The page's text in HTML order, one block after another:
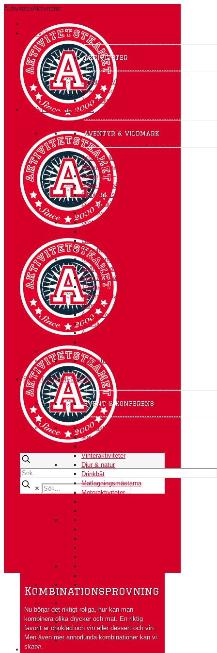
AktiviteterAktiviteter
AKTIVITETER A-Ö
Aktiviteter
Äventyr & Vildmark
Event & Konferens
Teambuilding
ÄVENTYR & VILDMARK
äventyr & vildmark
Action i Alperna
Aktivitetsteamet Expedition
Camp Ådö – Vildmarksbasen
Fiske från båt
Fyrhjulingssafari
Glödvandring
Grottäventyr på Södertörn
Grottor och glacierer i Norge
Långfärdsskridskor
Mountainbiketur
RIB arrangemang
Skärgårdsdag med grottor
Slott till koja- en kul-tur
Travhästar
Uthyrning av jättetält
Vandring
Ådö action
Ådö dubbeln
Äventyr i Mälarens vikar
Alla aktiviteter
EVENT & KONFERENS
event & konferens
Byggaktiviteter
Mat & dryck
Vinteraktiviteter
Djur & natur
Drinkbåt
Matlagningsmästarna
Motoraktiviteter
TEAMBUILDING
✕
Kombinationsprovning
Nu börjar det riktigt roliga, hur kan man
kombinera olika drycker och mat. En riktig
favorit är choklad och vin eller dessert och vin.
Men även mer annorlunda kombinationer kan vi
skapa.